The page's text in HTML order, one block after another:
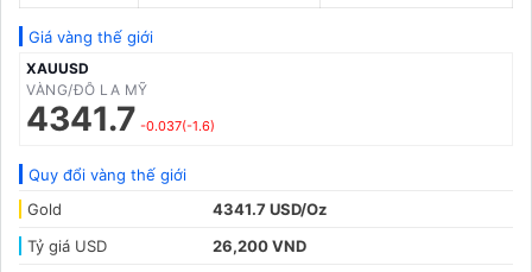
Giá vàng thế giới
XAUUSD
VÀNG/ĐÔ LA MỸ
4341.7 -0.037(-1.6)
Quy đổi vàng thế giới
Gold
4341.7 USD/Oz
Tỷ giá USD
26,200 VND